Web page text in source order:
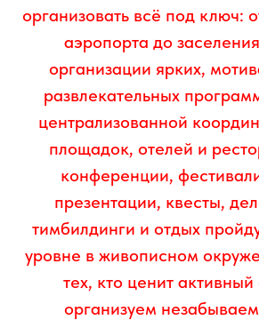
организовать всё под ключ:
аэропорта до
организации ярких,
развлекательных
централизованной
площадок, отелей и
конференции,
презентации, квесты,
тимбилдинги и отдых
уровне в живописном
тех, кто ценит
организуем